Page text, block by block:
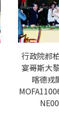
行政院郝
宴哥斯大
喀德戎